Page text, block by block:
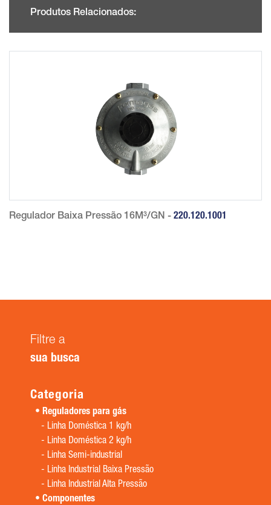
Produtos Relacionados:
Regulador Baixa Pressão 16M³/GN - 220.120.1001
Filtre a
sua busca
Categoria
Reguladores para gás
- Linha Doméstica 1 kg/h
- Linha Doméstica 2 kg/h
- Linha Semi-industrial
- Linha Industrial Baixa Pressão
- Linha Industrial Alta Pressão
Componentes